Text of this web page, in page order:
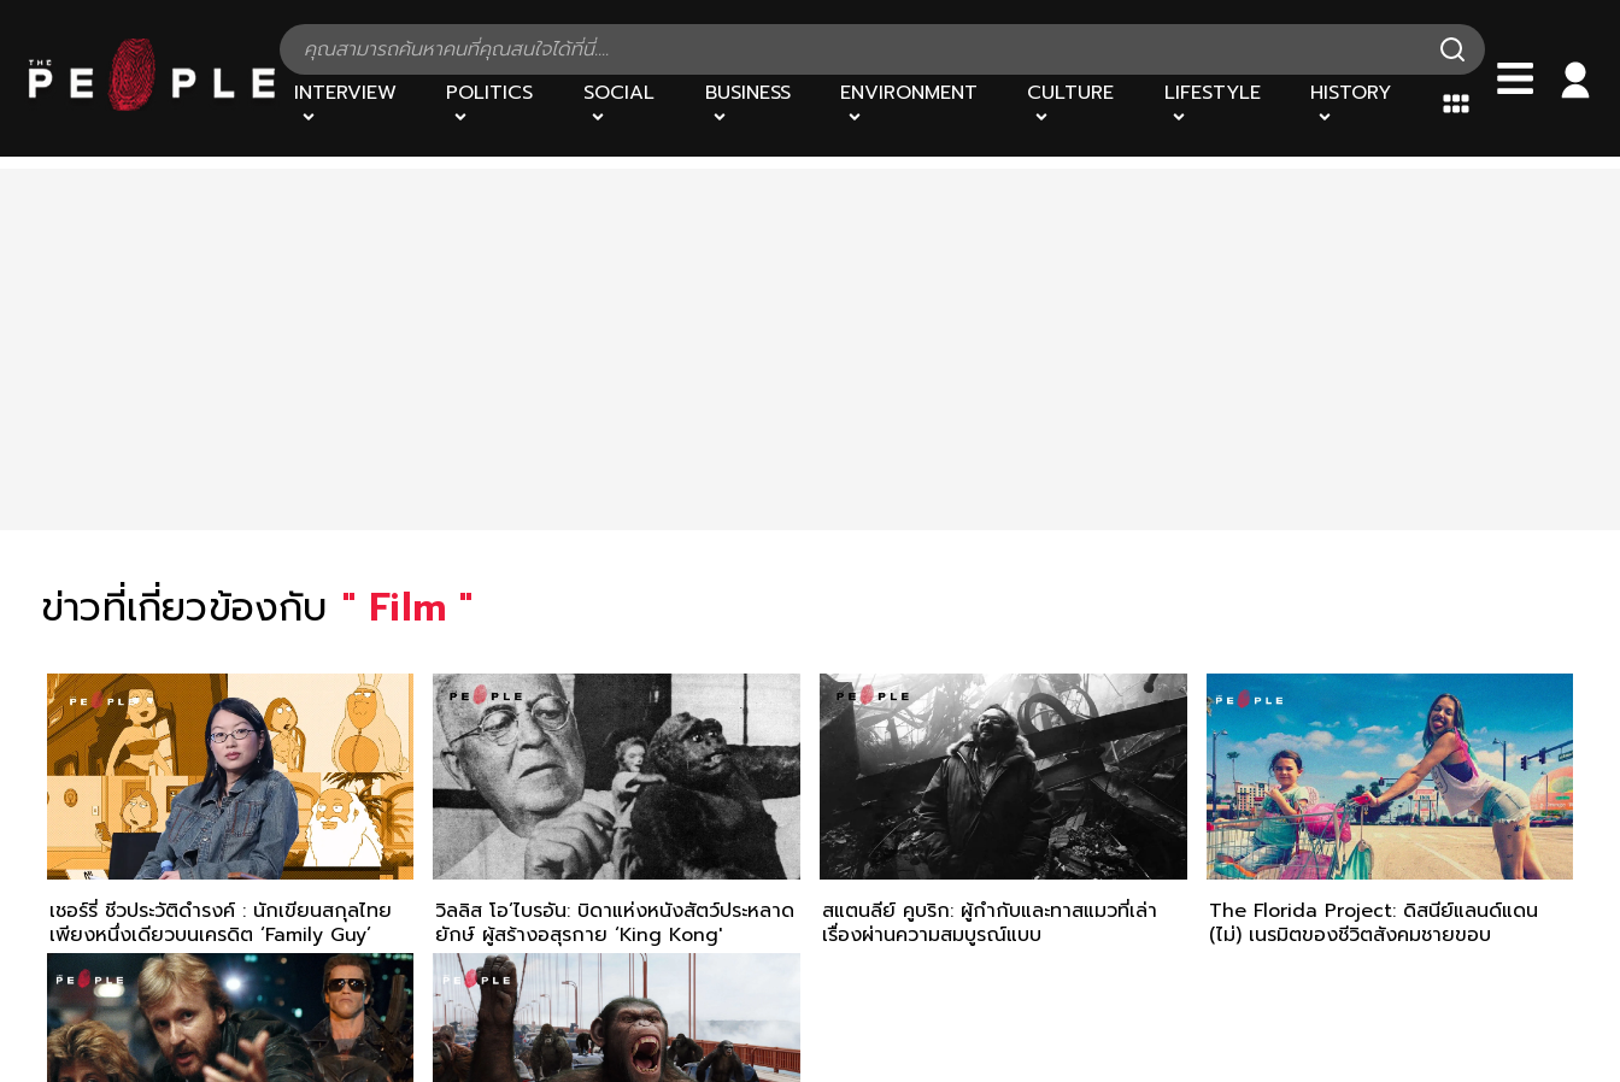
INTERVIEW POLITICS SOCIAL BUSINESS ENVIRONMENT CULTURE LIFESTYLE HISTORY
ข่าวที่เกี่ยวข้องกับ " Film "
เชอร์รี่ ชีวประวัติดำรงค์ : นักเขียนสกุลไทย
เพียงหนึ่งเดียวบนเครดิต ‘Family Guy’
วิลลิส โอ’ไบรอัน: บิดาแห่งหนังสัตว์ประหลาด
ยักษ์ ผู้สร้างอสุรกาย ‘King Kong'
สแตนลีย์ คูบริก: ผู้กำกับและทาสแมวที่เล่า
เรื่องผ่านความสมบูรณ์แบบ
The Florida Project: ดิสนีย์แลนด์แดน
(ไม่) เนรมิตของชีวิตสังคมชายขอบ